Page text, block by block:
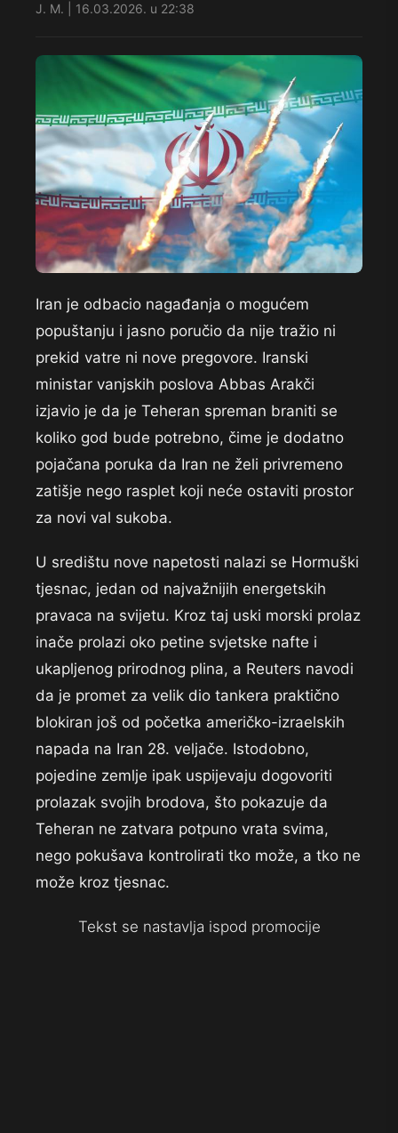
J. M. | 16.03.2026. u 22:38
Iran je odbacio nagađanja o mogućem
popuštanju i jasno poručio da nije tražio ni
prekid vatre ni nove pregovore. Iranski
ministar vanjskih poslova Abbas Arakči
izjavio je da je Teheran spreman braniti se
koliko god bude potrebno, čime je dodatno
pojačana poruka da Iran ne želi privremeno
zatišje nego rasplet koji neće ostaviti prostor
za novi val sukoba.
U središtu nove napetosti nalazi se Hormuški
tjesnac, jedan od najvažnijih energetskih
pravaca na svijetu. Kroz taj uski morski prolaz
inače prolazi oko petine svjetske nafte i
ukapljenog prirodnog plina, a Reuters navodi
da je promet za velik dio tankera praktično
blokiran još od početka američko-izraelskih
napada na Iran 28. veljače. Istodobno,
pojedine zemlje ipak uspijevaju dogovoriti
prolazak svojih brodova, što pokazuje da
Teheran ne zatvara potpuno vrata svima,
nego pokušava kontrolirati tko može, a tko ne
može kroz tjesnac.
Tekst se nastavlja ispod promocije